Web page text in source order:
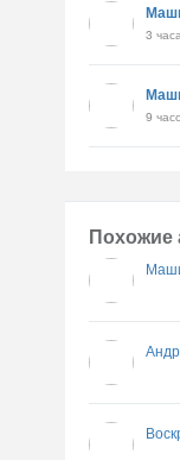
3
9
Похожие